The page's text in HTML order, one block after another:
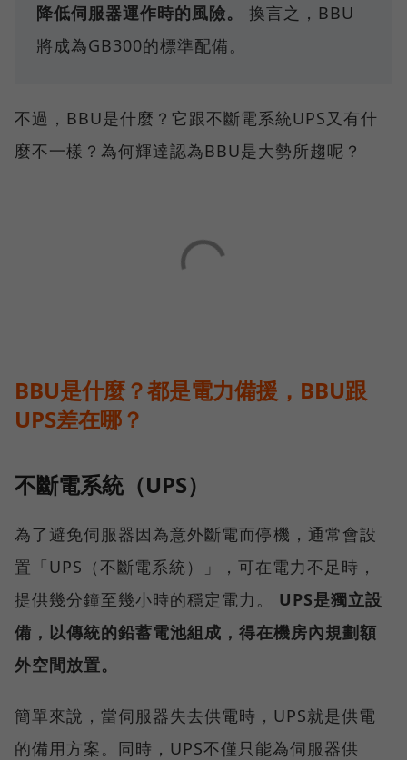
降低伺服器運作時的風險。
換言之，BBU
將成為GB300的標準配備。
不過，BBU是什麼？它跟不斷電系統UPS又有什
麼不一樣？為何輝達認為BBU是大勢所趨呢？
BBU是什麼？都是電力備援，BBU跟
UPS差在哪？
不斷電系統（UPS）
為了避免伺服器因為意外斷電而停機，通常會設
置「UPS（不斷電系統）」，可在電力不足時，
提供幾分鐘至幾小時的穩定電力。 UPS是獨立設
備，以傳統的鉛蓄電池組成，得在機房內規劃額
外空間放置。
簡單來說，當伺服器失去供電時，UPS就是供電
的備用方案。同時，UPS不僅只能為伺服器供